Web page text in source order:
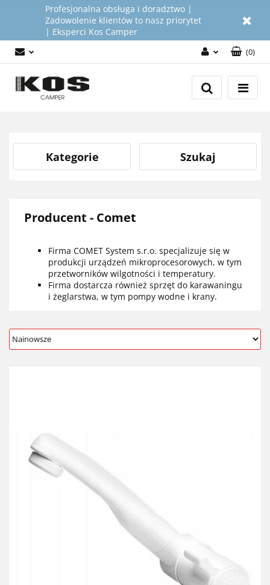
Profesjonalna obsługa i doradztwo |
Zadowolenie klientów to nasz priorytet
| Eksperci Kos Camper
Zaloguj się
Załóż konto
(0)
Kategorie Szukaj
Producent - Comet
Firma COMET System s.r.o. specjalizuje się w
produkcji urządzeń mikroprocesorowych, w tym
przetworników wilgotności i temperatury.
Firma dostarcza również sprzęt do karawaningu
i żeglarstwa, w tym pompy wodne i krany.